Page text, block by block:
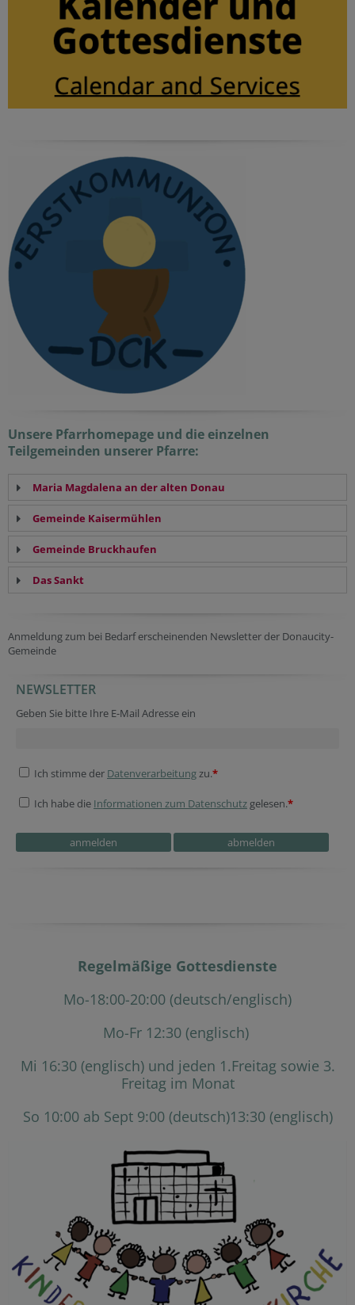
Unsere Pfarrhomepage und die einzelnen
Teilgemeinden unserer Pfarre:
Maria Magdalena an der alten Donau
Gemeinde Kaisermühlen
Gemeinde Bruckhaufen
Das Sankt
Anmeldung zum bei Bedarf erscheinenden Newsletter der Donaucity-
Gemeinde
NEWSLETTER
Geben Sie bitte Ihre E-Mail Adresse ein
Ich stimme der Datenverarbeitungzu.*
Ich habe die Informationen zum Datenschutz gelesen.*
Regelmäßige Gottesdienste
Mo-18:00-20:00 (deutsch/englisch)
Mo-Fr 12:30 (englisch)
Mi 16:30 (englisch) und jeden 1.Freitag sowie 3.
Freitag im Monat
So 10:00 ab Sept 9:00 (deutsch)13:30 (englisch)